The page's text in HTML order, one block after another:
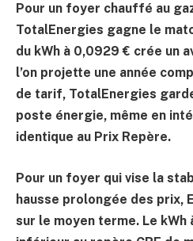
Pour un foyer chauffé au
TotalEnergies gagne le
du kWh à 0,0929 € crée un
l’on projette une année
de tarif, TotalEnergies
poste énergie, même en
identique au Prix Repère.
Pour un foyer qui vise la
hausse prolongée des prix,
sur le moyen terme. Le kWh